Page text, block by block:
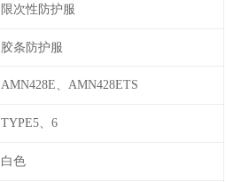
限次性防护服
胶条防护服
AMN428E、AMN428ETS
TYPE5、6
白色